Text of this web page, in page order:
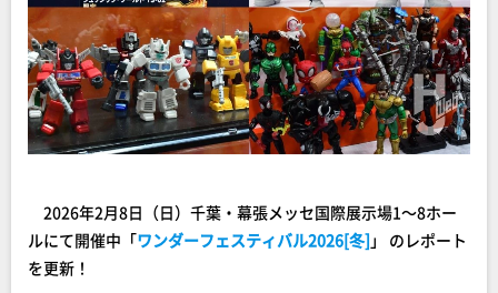
2026年2月8日（日）千葉・幕張メッセ国際展示場1～8ホー
ルにて開催中「ワンダーフェスティバル2026[冬] 」 のレポート
を更新！